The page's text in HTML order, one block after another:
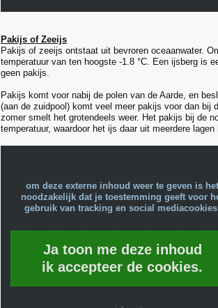
Pakijs of Zeeijs
Pakijs of zeeijs ontstaat uit bevroren oceaanwater.
temperatuur van ten hoogste -1.8 °C. Een ijsberg is
geen pakijs.
Pakijs komt voor nabij de polen van de Aarde, en
(aan de zuidpool) komt veel meer pakijs voor dan bij
zomer smelt het grotendeels weer. Het pakijs bij de
temperatuur, waardoor het ijs daar uit meerdere
om deze externe inhoud weer te geven is het
noodzakelijk dat je toestemming geeft voor
gebruik van tracking en social
Ja toon me deze inhoud
ik accepteer de cookies.